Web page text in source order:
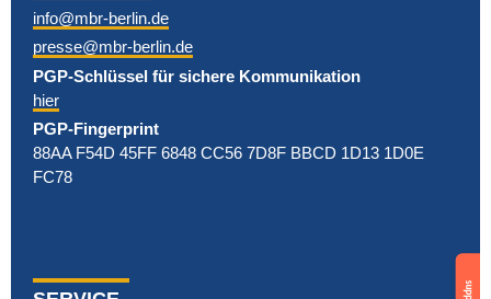
info@mbr-berlin.de
presse@mbr-berlin.de
PGP-Schlüssel für sichere Kommunikation
hier
PGP-Fingerprint
88AA F54D 45FF 6848 CC56 7D8F BBCD 1D13 1D0E
FC78
Support